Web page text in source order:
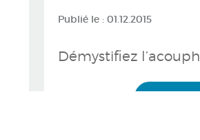
Publié le :01.12.2015
Démystifiez